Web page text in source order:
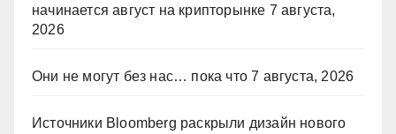
начинается август на крипторынке 7 августа,
2026
Они не могут без нас… пока что 7 августа, 2026
Источники Bloomberg раскрыли дизайн нового